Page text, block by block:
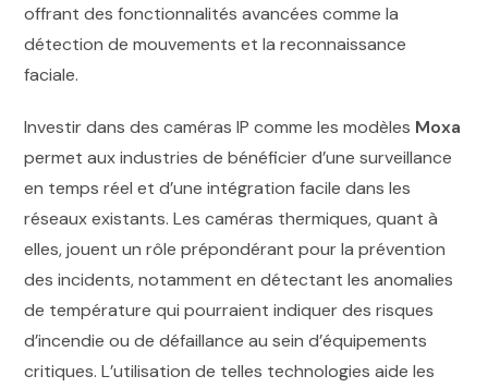
offrant des fonctionnalités avancées comme la
détection de mouvements et la reconnaissance
faciale.
Investir dans des caméras IP comme les modèles Moxa
permet aux industries de bénéficier d’une surveillance
en temps réel et d’une intégration facile dans les
réseaux existants. Les caméras thermiques, quant à
elles, jouent un rôle prépondérant pour la prévention
des incidents, notamment en détectant les anomalies
de température qui pourraient indiquer des risques
d’incendie ou de défaillance au sein d’équipements
critiques. L’utilisation de telles technologies aide les